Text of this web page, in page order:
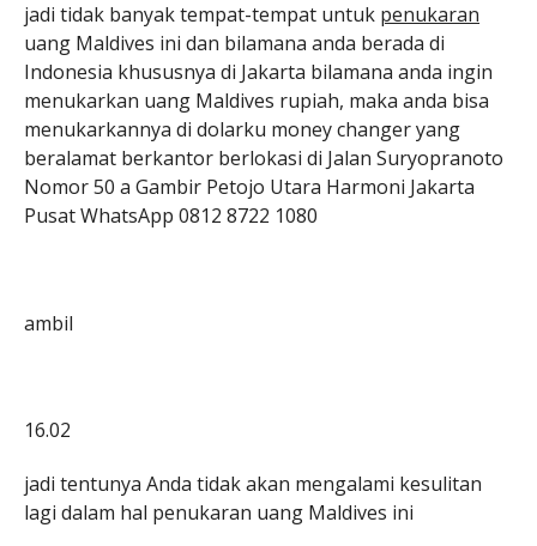
jadi tidak banyak tempat-tempat untuk penukaran
uang Maldives ini dan bilamana anda berada di
Indonesia khususnya di Jakarta bilamana anda ingin
menukarkan uang Maldives rupiah, maka anda bisa
menukarkannya di dolarku money changer yang
beralamat berkantor berlokasi di Jalan Suryopranoto
Nomor 50 a Gambir Petojo Utara Harmoni Jakarta
Pusat WhatsApp 0812 8722 1080
ambil
16.02
jadi tentunya Anda tidak akan mengalami kesulitan
lagi dalam hal penukaran uang Maldives ini